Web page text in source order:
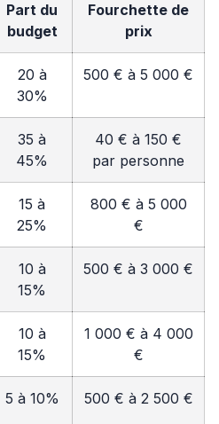
Part du
budget
Fourchette de
prix
20 à
30%
500 € à 5 000 €
35 à
45%
40 € à 150 €
par personne
15 à
25%
800 € à 5 000
€
10 à
15%
500 € à 3 000 €
10 à
15%
1 000 € à 4 000
€
5 à 10% 500 € à 2 500 €